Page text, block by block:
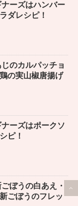
ーズはハンバー
ダレシピ！
のカルパッチョ
の実山椒唐揚げ
ーズはポークソ
ピ！
ぼうの白あえ・
ごぼうのフレッ